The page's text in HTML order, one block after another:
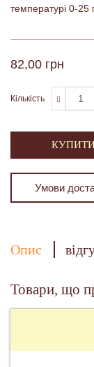
температурі 0-25
82,00 грн
Кількість
Умови
Опис
Товари, що